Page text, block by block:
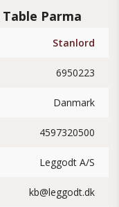
Parma
Stanlord
6950223
Danmark
4597320500
Leggodt A/S
kb@leggodt.dk